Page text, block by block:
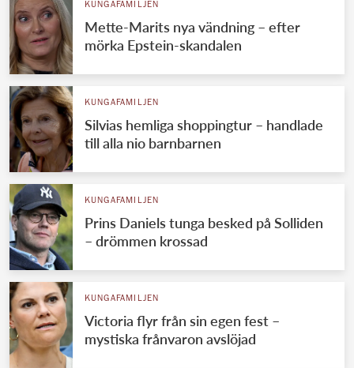
KUNGAFAMILJEN
Mette-Marits nya vändning – efter
mörka Epstein-skandalen
KUNGAFAMILJEN
Silvias hemliga shoppingtur – handlade
till alla nio barnbarnen
KUNGAFAMILJEN
Prins Daniels tunga besked på Solliden
– drömmen krossad
KUNGAFAMILJEN
Victoria flyr från sin egen fest –
mystiska frånvaron avslöjad